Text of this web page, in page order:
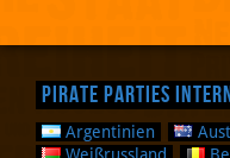
Pirate Parties
Argentinien